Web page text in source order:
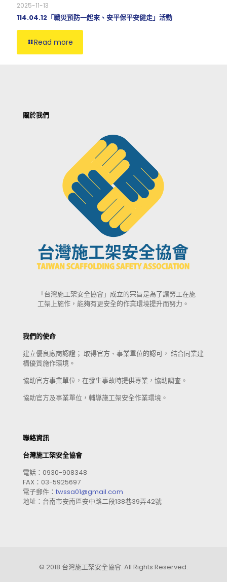
2025-11-13
114.04.12「職災預防一起來、安平保平安健走」活動
Read more
關於我們
「台灣施工架安全協會」成立的宗旨是為了讓勞工在施
工架上施作，能夠有更安全的作業環境提升而努力。
我們的使命
建立優良廠商認證； 取得官方、事業單位的認可， 結合同業建
構優質施作環境。
協助官方事業單位，在發生事故時提供專業，協助調查。
協助官方及事業單位，輔導施工架安全作業環境。
聯絡資訊
台灣施工架安全協會
電話：0930-908348
FAX：03-5925697
電子郵件： twssa01@gmail.com
地址：台南市安南區安中路二段138巷39弄42號
© 2018 台灣施工架安全協會. All Rights Reserved.